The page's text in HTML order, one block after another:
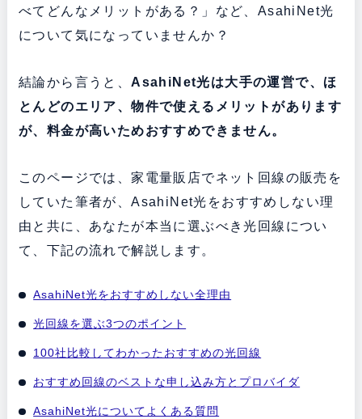
べてどんなメリットがある？」など、AsahiNet光
について気になっていませんか？
結論から言うと、AsahiNet光は大手の運営で、ほ
とんどのエリア、物件で使えるメリットがあります
が、料金が高いためおすすめできません。
このページでは、家電量販店でネット回線の販売を
していた筆者が、AsahiNet光をおすすめしない理
由と共に、あなたが本当に選ぶべき光回線につい
て、下記の流れで解説します。
AsahiNet光をおすすめしない全理由
光回線を選ぶ3つのポイント
100社比較してわかったおすすめの光回線
おすすめ回線のベストな申し込み方とプロバイダ
AsahiNet光についてよくある質問